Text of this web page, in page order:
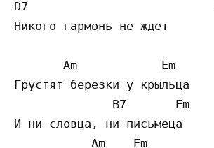
D7
Никого гармонь не ждет
       Am            Em
Грустят березки у крыльца
B7       Em
И ни словца, ни письмеца
           Am    Em